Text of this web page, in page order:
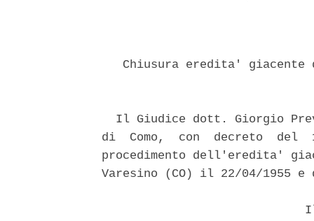
Chiusura eredita'
Il Giudice dott. Giorgio
di  Como,  con  decreto  del
procedimento dell'eredita'
Varesino (CO) il 22/04/1955